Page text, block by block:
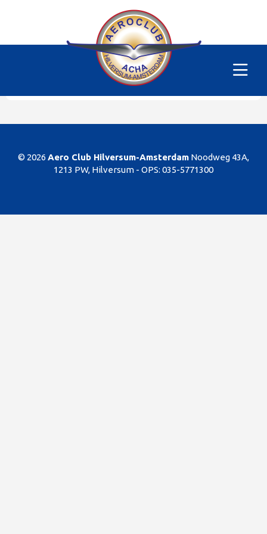
PH-SKC
Dit gedeelte van de website is alleen voor de
leden/begunstigers van onze club. Sorry. U kunt
natuurlijk altijd lid worden!
© 2026 Aero Club Hilversum-Amsterdam Noodweg 43A,
1213 PW, Hilversum - OPS: 035-5771300